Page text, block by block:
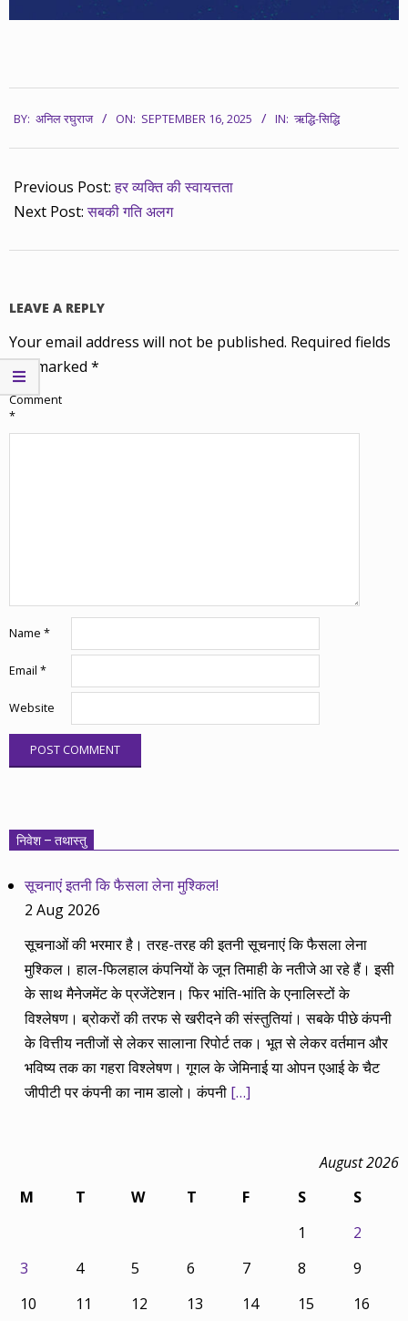
09-
16
BY: अनिल रघुराज ON: SEPTEMBER 16, 2025 IN: ऋद्धि-सिद्धि
Previous Post:हर व्यक्ति की स्वायत्तता
Next Post:सबकी गति अलग
LEAVE A REPLY
Your email address will not be published. Required fields
are marked *
Comment
*
Name *
Email *
Website
निवेश – तथास्तु
सूचनाएं इतनी कि फैसला लेना मुश्किल!
2 Aug 2026
सूचनाओं की भरमार है। तरह-तरह की इतनी सूचनाएं कि फैसला लेना
मुश्किल। हाल-फिलहाल कंपनियों के जून तिमाही के नतीजे आ रहे हैं। इसी
के साथ मैनेजमेंट के प्रजेंटेशन। फिर भांति-भांति के एनालिस्टों के
विश्लेषण। ब्रोकरों की तरफ से खरीदने की संस्तुतियां। सबके पीछे कंपनी
के वित्तीय नतीजों से लेकर सालाना रिपोर्ट तक। भूत से लेकर वर्तमान और
भविष्य तक का गहरा विश्लेषण। गूगल के जेमिनाई या ओपन एआई के चैट
जीपीटी पर कंपनी का नाम डालो। कंपनी […]
August 2026
M
T W T F S
S
1
2
3
4 5 6 7 8
9
10
11 12 13 14 15 16